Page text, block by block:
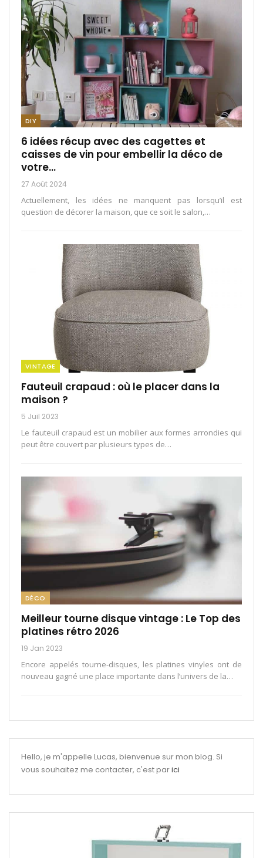
DIY
6 idées récup avec des cagettes et
caisses de vin pour embellir la déco de
votre…
27 Août 2024
Actuellement, les idées ne manquent pas lorsqu’il est
question de décorer la maison, que ce soit le salon,…
VINTAGE
Fauteuil crapaud : où le placer dans la
maison ?
5 Juil 2023
Le fauteuil crapaud est un mobilier aux formes arrondies qui
peut être couvert par plusieurs types de…
DÉCO
Meilleur tourne disque vintage : Le Top des
platines rétro 2026
19 Jan 2023
Encore appelés tourne-disques, les platines vinyles ont de
nouveau gagné une place importante dans l’univers de la…
Hello, je m'appelle Lucas, bienvenue sur mon blog. Si
vous souhaitez me contacter, c'est parici